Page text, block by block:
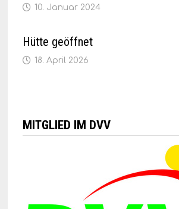
10. Januar 2024
Hütte geöffnet
18. April 2026
MITGLIED IM DVV